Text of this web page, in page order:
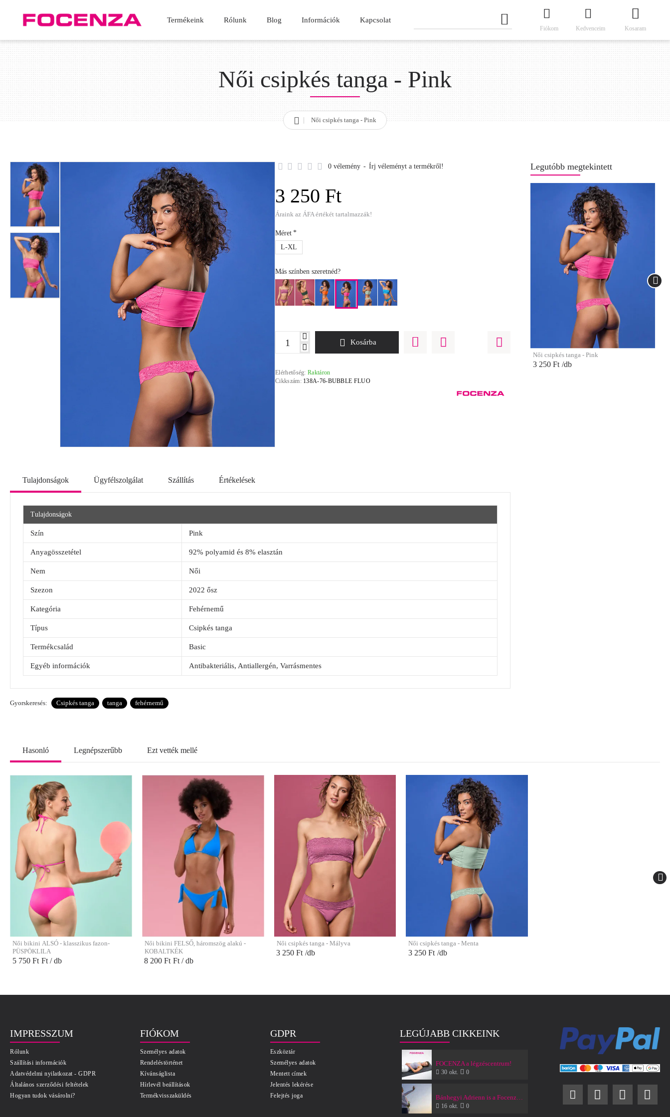
Termékeink Rólunk Blog Információk Kapcsolat
Fiókom Kedvenceim Kosaram
Női csipkés tanga - Pink
h
Női csipkés tanga - Pink
Elérhetőség:Raktáron
Cikkszám: 138A-76-BUBBLE FLUO
0 vélemény - Írj véleményt a termékről!
3 250 Ft
Áraink az ÁFA értékét tartalmazzák!
Más színben szeretnéd?
Méret
L-XL
Kosárba
Tulajdonságok Ügyfélszolgálat Szállítás Értékelések
Tulajdonságok
Szín Pink
Anyagösszetétel 92% polyamid és 8% elasztán
Nem Női
Szezon 2022 ősz
Kategória Fehérnemű
Típus Csipkés tanga
Termékcsalád Basic
Egyéb információk Antibakteriális, Antiallergén, Varrásmentes
Gyorskeresés: Csipkés tanga tanga fehérnemű
Legutóbb megtekintett
Női csipkés tanga - Pink
3 250 Ft /db
Hasonló Legnépszerűbb Ezt vették mellé
Női bikini ALSÓ - klasszikus fazon-
PÜSPÖKLILA
5 750 Ft Ft / db
Női bikini FELSŐ, háromszög alakú -
KOBALTKÉK
8 200 Ft Ft / db
Női csipkés tanga - Mályva
3 250 Ft /db
Női csipkés tanga - Menta
3 250 Ft /db
IMPRESSZUM
Rólunk
Szállítási információk
Adatvédelmi nyilatkozat - GDPR
Általános szerződési feltételek
Hogyan tudok vásárolni?
FIÓKOM
Személyes adatok
Rendeléstörténet
Kívánságlista
Hírlevél beállítások
Termékvisszaküldés
GDPR
Eszköztár
Személyes adatok
Mentett címek
Jelentés lekérése
Felejtés joga
LEGÚJABB CIKKEINK
FOCENZA a légzéscentrum!
30 okt. 0
16 okt. 0